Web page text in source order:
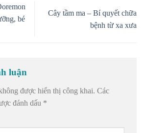
bé
Cây tầm ma – Bí quyết chữa
bệnh từ xa xưa
luận
được hiển thị công khai. Các
đánh dấu *